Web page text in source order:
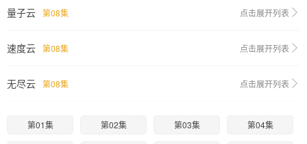
量子云 第08集 点击展开列表
速度云 第08集 点击展开列表
无尽云 第08集 点击展开列表
第01集 第02集 第03集 第04集